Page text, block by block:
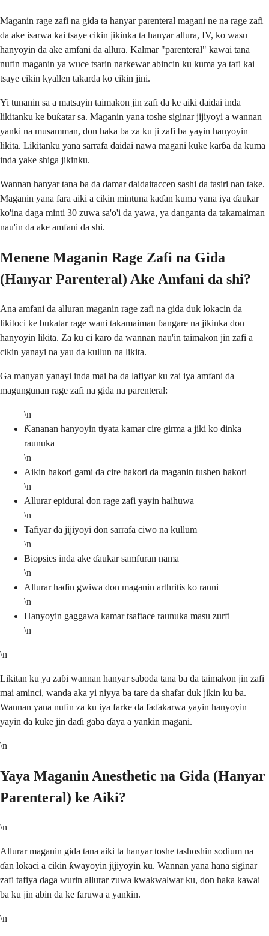
Maganin rage zafi na gida ta hanyar parenteral magani ne na rage zafi
da ake isarwa kai tsaye cikin jikinka ta hanyar allura, IV, ko wasu
hanyoyin da ake amfani da allura. Kalmar "parenteral" kawai tana
nufin maganin ya wuce tsarin narkewar abincin ku kuma ya tafi kai
tsaye cikin kyallen takarda ko cikin jini.
Yi tunanin sa a matsayin taimakon jin zafi da ke aiki daidai inda
likitanku ke buƙatar sa. Maganin yana toshe siginar jijiyoyi a wannan
yanki na musamman, don haka ba za ku ji zafi ba yayin hanyoyin
likita. Likitanku yana sarrafa daidai nawa magani kuke karɓa da kuma
inda yake shiga jikinku.
Wannan hanyar tana ba da damar daidaitaccen sashi da tasiri nan take.
Maganin yana fara aiki a cikin mintuna kaɗan kuma yana iya ɗaukar
ko'ina daga minti 30 zuwa sa'o'i da yawa, ya danganta da takamaiman
nau'in da ake amfani da shi.
Menene Maganin Rage Zafi na Gida
(Hanyar Parenteral) Ake Amfani da shi?
Ana amfani da alluran maganin rage zafi na gida duk lokacin da
likitoci ke buƙatar rage wani takamaiman ɓangare na jikinka don
hanyoyin likita. Za ku ci karo da wannan nau'in taimakon jin zafi a
cikin yanayi na yau da kullun na likita.
Ga manyan yanayi inda mai ba da lafiyar ku zai iya amfani da
magungunan rage zafi na gida na parenteral:
\n
Ƙananan hanyoyin tiyata kamar cire girma a jiki ko dinka
raunuka
\n
Aikin hakori gami da cire hakori da maganin tushen hakori
\n
Allurar epidural don rage zafi yayin haihuwa
\n
Tafiyar da jijiyoyi don sarrafa ciwo na kullum
\n
Biopsies inda ake ɗaukar samfuran nama
\n
Allurar haɗin gwiwa don maganin arthritis ko rauni
\n
Hanyoyin gaggawa kamar tsaftace raunuka masu zurfi
\n
\n
Likitan ku ya zaɓi wannan hanyar saboda tana ba da taimakon jin zafi
mai aminci, wanda aka yi niyya ba tare da shafar duk jikin ku ba.
Wannan yana nufin za ku iya farke da faɗakarwa yayin hanyoyin
yayin da kuke jin daɗi gaba ɗaya a yankin magani.
\n
Yaya Maganin Anesthetic na Gida (Hanyar
Parenteral) ke Aiki?
\n
Allurar maganin gida tana aiki ta hanyar toshe tashoshin sodium na
ɗan lokaci a cikin ƙwayoyin jijiyoyin ku. Wannan yana hana siginar
zafi tafiya daga wurin allurar zuwa kwakwalwar ku, don haka kawai
ba ku jin abin da ke faruwa a yankin.
\n